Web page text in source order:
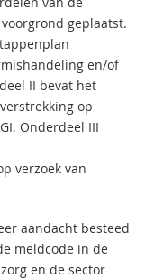
geplaatst.
en/of
II bevat het
op
Onderdeel III
verzoek van
aandacht besteed
meldcode in de
en de sector